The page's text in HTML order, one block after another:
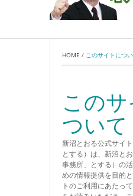
HOME / このサイトにつ
この
ついて
新沼とおる公式サイ
とする）は、新沼と
事務所」とする）の
めの情報提供を目的
トのご利用にあたっ